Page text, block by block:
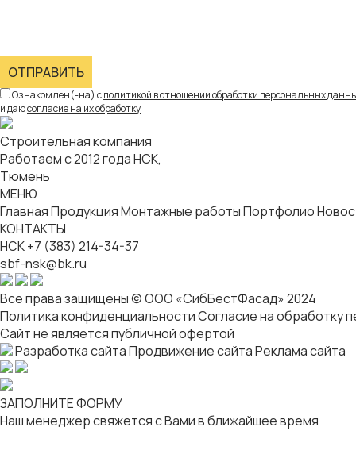
ОТПРАВИТЬ
Ознакомлен(-на) сполитикой в отношении обработки персональных
и даюсогласие на их обработку
Строительная компания
Работаем с 2012 года НСК,
Тюмень
МЕНЮ
ГлавнаяПродукцияМонтажные работыПортфолио
КОНТАКТЫ
НСК+7 (383) 214-34-37
sbf-nsk@bk.ru
Все права защищены © ООО «СибБестФасад» 2024
Политика конфиденциальностиСогласие на обработку
Сайт не является публичной офертой
Разработка сайтаПродвижение сайтаРеклама сайта
ЗАПОЛНИТЕ ФОРМУ
Наш менеджер свяжется с Вами в ближайшее время